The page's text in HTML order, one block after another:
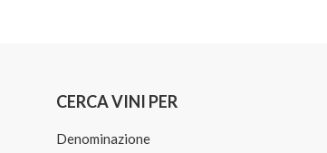
CERCA VINI PER
Denominazione